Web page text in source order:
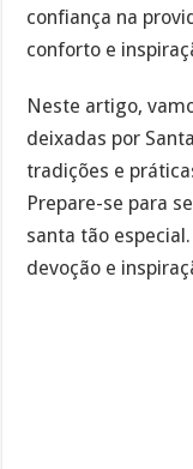
confiança na
conforto e
Neste artigo,
deixadas por
tradições e
Prepare-se para
santa tão
devoção e